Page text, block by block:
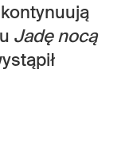
Jadę nocą